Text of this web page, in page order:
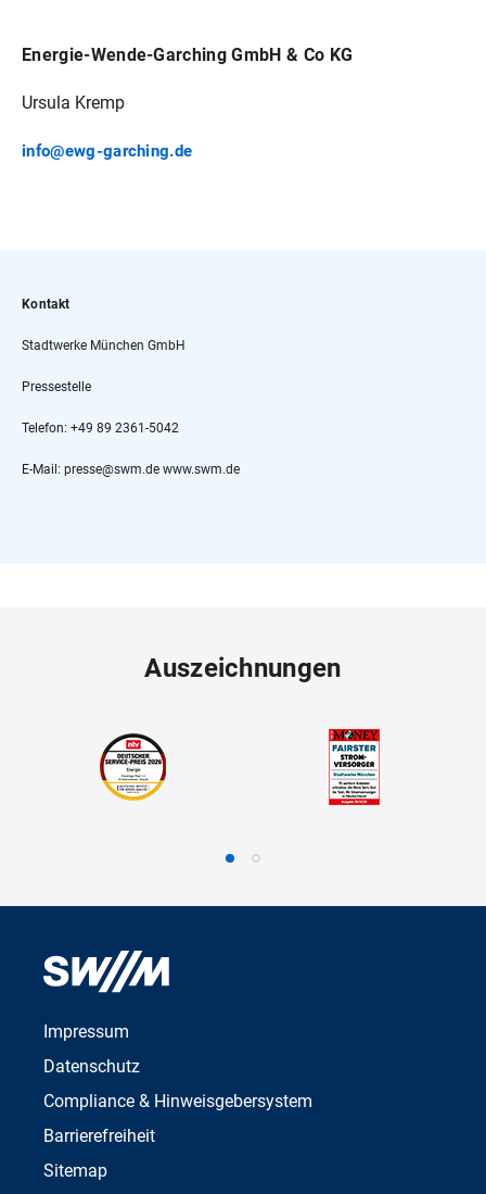
Energie-Wende-Garching GmbH & Co KG
Ursula Kremp
info@ewg-garching.de
Kontakt
Stadtwerke München GmbH
Pressestelle
Telefon: +49 89 2361-5042
E-Mail: presse@swm.de www.swm.de
Auszeichnungen
Impressum
Datenschutz
Compliance & Hinweisgebersystem
Barrierefreiheit
Sitemap